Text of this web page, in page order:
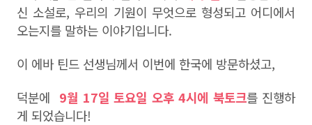
신 소설로, 우리의 기원이 무엇으로 형성되고 어디에서
오는지를 말하는 이야기입니다.
이 에바 틴드 선생님께서 이번에 한국에 방문하셨고,
덕분에 9월 17일 토요일 오후 4시에 북토크를 진행하
게 되었습니다!